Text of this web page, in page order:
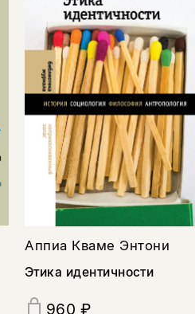
Аппиа Кваме Энтони
Этика идентичности
960 ₽